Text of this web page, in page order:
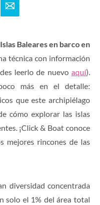
E-mail
Baleares en barco en
técnica con información
leerlo de nuevo aquí).
más en el detalle:
que este archipiélago
cómo explorar las islas
¡Click & Boat conoce
mejores rincones de las
diversidad concentrada
solo el 1% del área total